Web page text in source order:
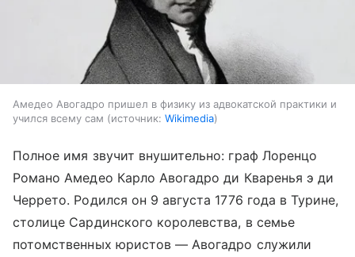
Амедео Авогадро пришел в физику из адвокатской практики и
учился всему сам
источник: Wikimedia
Полное имя звучит внушительно: граф Лоренцо
Романо Амедео Карло Авогадро ди Кваренья э ди
Черрето. Родился он 9 августа 1776 года в Турине,
столице Сардинского королевства, в семье
потомственных юристов — Авогадро служили